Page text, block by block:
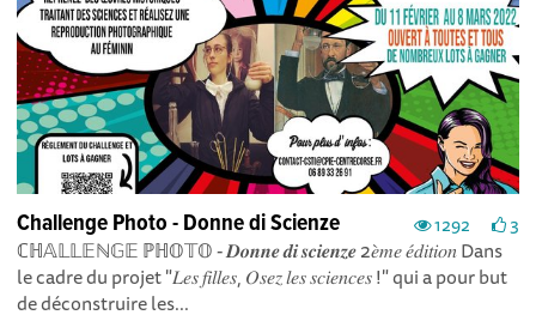
1292 3
Challenge Photo - Donne di Scienze
ℂℍ𝔸𝕃𝕃𝔼ℕ𝔾𝔼 ℙℍ𝕆𝕋𝕆 - 𝑫𝒐𝒏𝒏𝒆 𝒅𝒊 𝒔𝒄𝒊𝒆𝒏𝒛𝒆 2𝑒̀𝑚𝑒 𝑒́𝑑𝑖𝑡𝑖𝑜𝑛 Dans
le cadre du projet "𝐿𝑒𝑠 𝑓𝑖𝑙𝑙𝑒𝑠, 𝑂𝑠𝑒𝑧 𝑙𝑒𝑠 𝑠𝑐𝑖𝑒𝑛𝑐𝑒𝑠 !" qui a pour but
de déconstruire les...